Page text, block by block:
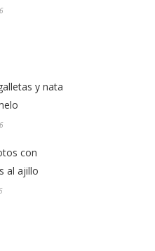
y nata
con
al ajillo